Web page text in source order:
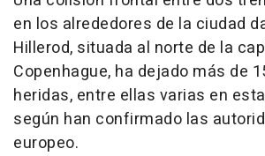
en los alrededores de la ciudad
Hillerod, situada al norte de la
Copenhague, ha dejado más de
heridas, entre ellas varias en
según han confirmado las
europeo.